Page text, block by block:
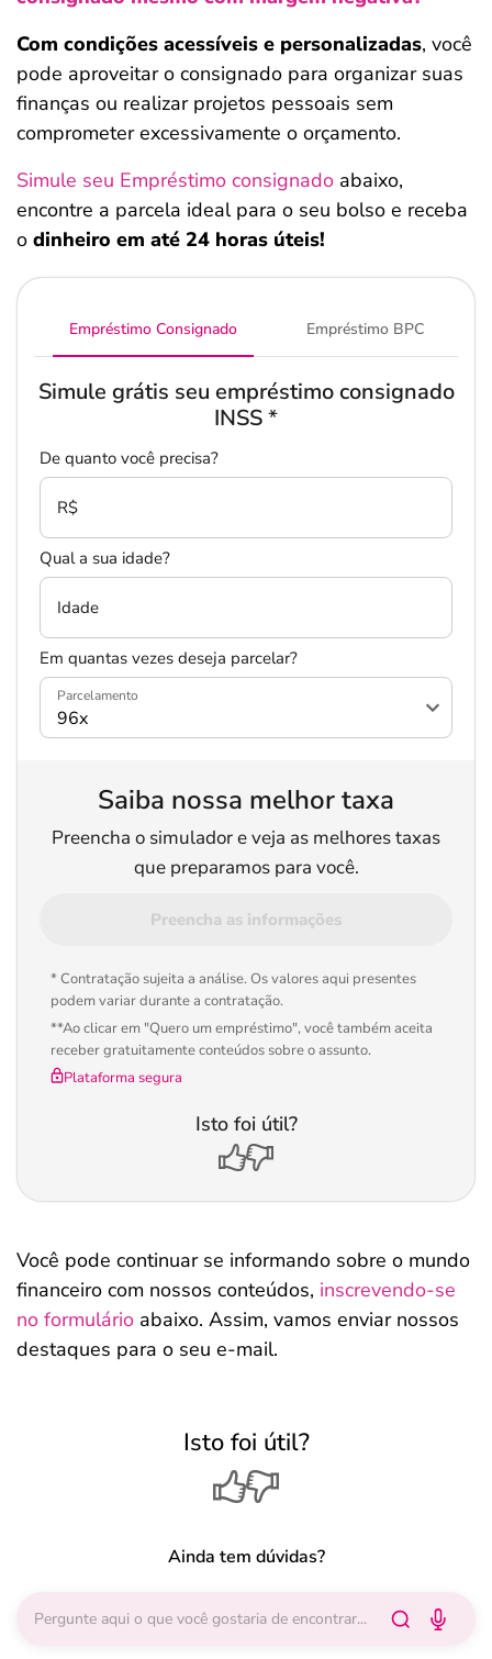
Com condições acessíveis e personalizadas, você
pode aproveitar o consignado para organizar suas
finanças ou realizar projetos pessoais sem
comprometer excessivamente o orçamento.
Simule seu Empréstimo consignado abaixo,
encontre a parcela ideal para o seu bolso e receba
o dinheiro em até 24 horas úteis!
Salvar Ferramenta
Empréstimo Consignado Empréstimo BPC
Simule grátis seu empréstimo consignado
INSS*
De quanto você precisa?
R$
Qual a sua idade?
Idade
Em quantas vezes deseja parcelar?
Parcelamento
Saiba nossa melhor taxa
Preencha o simulador e veja as melhores taxas
que preparamos para você.
Preencha as informações
* Contratação sujeita a análise. Os valores aqui presentes
podem variar durante a contratação.
**Ao clicar em "Quero um empréstimo", você também aceita
receber gratuitamente conteúdos sobre o assunto.
Plataforma segura
Isto foi útil?
Você pode continuar se informando sobre o mundo
financeiro com nossos conteúdos, inscrevendo-se
no formulário abaixo. Assim, vamos enviar nossos
destaques para o seu e-mail.
Isto foi útil?
Ainda tem dúvidas?